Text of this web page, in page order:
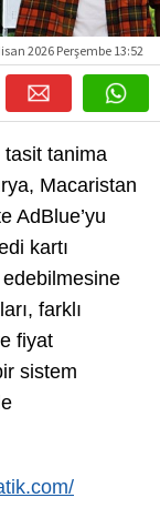
2026 Perşembe 13:52
tasit tanima
Macaristan
AdBlue’yu
kartı
edebilmesine
farklı
fiyat
sistem